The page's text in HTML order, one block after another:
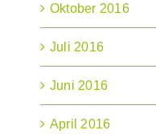
Oktober 2016
Juli 2016
Juni 2016
April 2016